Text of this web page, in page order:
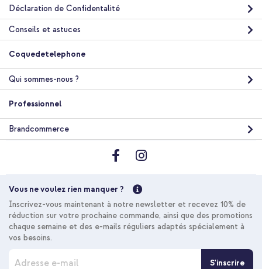
Déclaration de Confidentalité
Conseils et astuces
Coquedetelephone
Qui sommes-nous ?
Professionnel
Brandcommerce
Vous ne voulez rien manquer ?
Inscrivez-vous maintenant à notre newsletter et recevez 10% de
réduction sur votre prochaine commande, ainsi que des promotions
chaque semaine et des e-mails réguliers adaptés spécialement à
vos besoins.
S'inscrire